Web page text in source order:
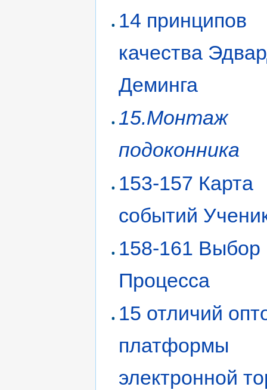
14 принципов
качества
Деминга
15.Монтаж
подоконника
153-157 Карта
событий
158-161 Выбор
Процесса
15 отличий
платформы
электронной